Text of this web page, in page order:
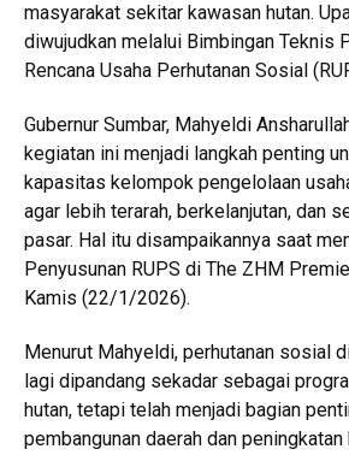
masyarakat sekitar kawasan hutan.
diwujudkan melalui Bimbingan Teknis
Rencana Usaha Perhutanan Sosial
Gubernur Sumbar, Mahyeldi
kegiatan ini menjadi langkah penting
kapasitas kelompok pengelolaan
agar lebih terarah, berkelanjutan, dan
pasar. Hal itu disampaikannya saat
Penyusunan RUPS di The ZHM
Kamis (22/1/2026).
Menurut Mahyeldi, perhutanan sosial
lagi dipandang sekadar sebagai
hutan, tetapi telah menjadi bagian
pembangunan daerah dan